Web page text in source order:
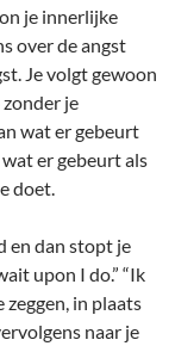
je innerlijke
over de angst
Je volgt gewoon
je
wat er gebeurt
er gebeurt als
doet.
en dan stopt je
upon I do.” “Ik
zeggen, in plaats
naar je